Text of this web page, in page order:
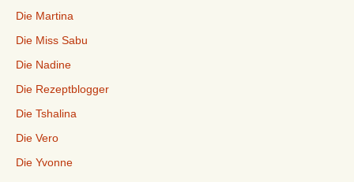
Die Martina
Die Miss Sabu
Die Nadine
Die Rezeptblogger
Die Tshalina
Die Vero
Die Yvonne